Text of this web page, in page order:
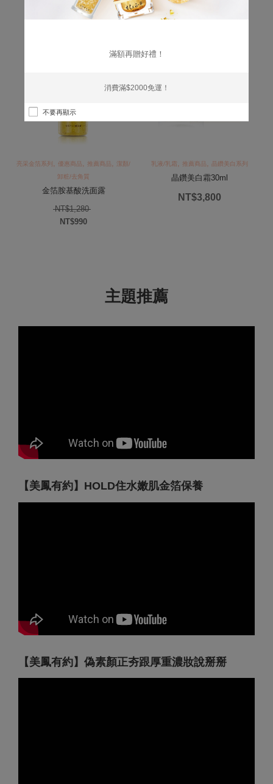
推薦商品
NT$3,800。
亮采金箔系列 , 優惠商品, 推薦商品,
潔顏/
卸粧/去角質
金箔胺基酸洗面露
NT$1,280原始價格：NT$1,280。
NT$990
乳液/乳霜, 推薦商品, 晶鑽美白系列
晶鑽美白霜30ml
NT$3,800
主題推薦
【美鳳有約】HOLD住水嫩肌金箔保養
【美鳳有約】偽素顏正夯跟厚重濃妝說掰掰
滿額再贈好禮！
消費滿$2000免運！
不要再顯示